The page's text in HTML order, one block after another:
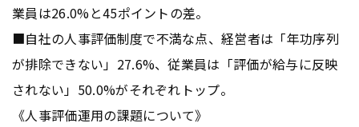
業員は26.0%と45ポイントの差。
■自社の人事評価制度で不満な点、経営者は「年功序列
が排除できない」27.6%、従業員は「評価が給与に反映
されない」50.0%がそれぞれトップ。
《人事評価運用の課題について》